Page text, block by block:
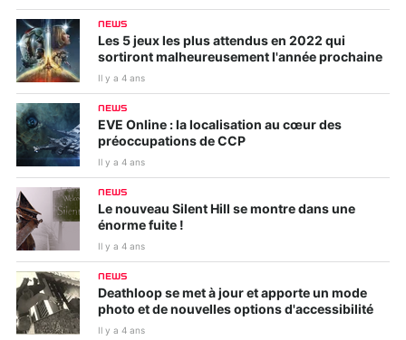
NEWS
Les 5 jeux les plus attendus en 2022 qui
sortiront malheureusement l'année prochaine
Il y a 4 ans
NEWS
EVE Online : la localisation au cœur des
préoccupations de CCP
Il y a 4 ans
NEWS
Le nouveau Silent Hill se montre dans une
énorme fuite !
Il y a 4 ans
NEWS
Deathloop se met à jour et apporte un mode
photo et de nouvelles options d'accessibilité
Il y a 4 ans